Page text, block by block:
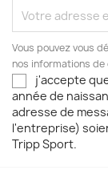
Vous pouvez vous
nos informations
j'accepte
année de
adresse de
l'entreprise)
Tripp Sport.